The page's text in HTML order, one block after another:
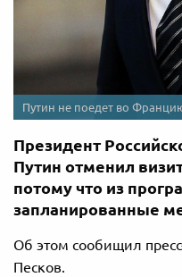
Путин не поедет во
Президент
Путин отменил
потому что из
запланированные
Об этом сообищил
Песков.